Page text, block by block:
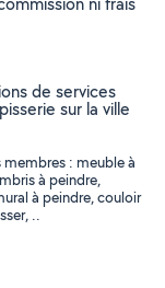
de services
sur la ville
: meuble à
à peindre,
à peindre, couloir
..